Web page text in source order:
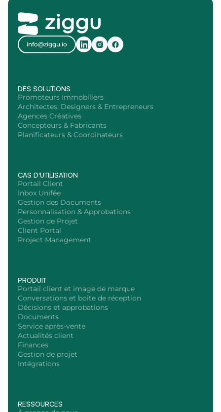
info@ziggu.io
DES SOLUTIONS
Promoteurs Immobiliers
Architectes, Designers & Entrepreneurs
Agences Créatives
Concepteurs & Fabricants
Planificateurs & Coordinateurs
CAS D'UTILISATION
Portail Client
Inbox Unifée
Gestion des Documents
Personnalisation & Approbations
Gestion de Projet
Client Portal
Project Management
PRODUIT
Portail client et image de marque
Conversations et boîte de réception
Décisions et approbations
Documents
Service après-vente
Actualités client
Finances
Gestion de projet
Intégrations
RESSOURCES